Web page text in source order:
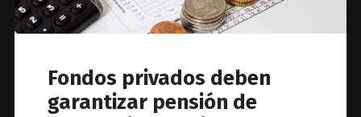
Fondos privados deben
garantizar pensión de